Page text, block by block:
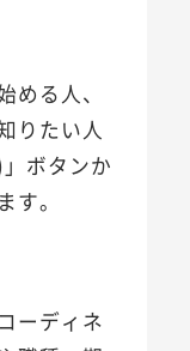
める人、
りたい人
ボタンか
す。
ーディネ